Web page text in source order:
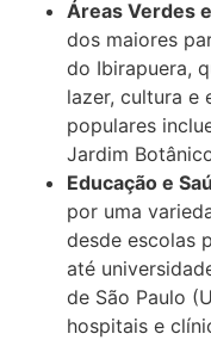
Áreas Verdes
dos maiores
do Ibirapuera,
lazer, cultura e
populares
Jardim
Educação e
por uma
desde escolas
até
de São Paulo
hospitais e